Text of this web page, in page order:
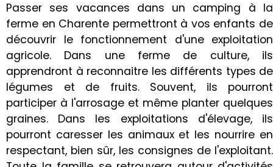
Passer ses vacances dans un camping à la
ferme en Charente permettront à vos enfants de
découvrir le fonctionnement d'une exploitation
agricole. Dans une ferme de culture, ils
apprendront à reconnaitre les différents types de
légumes et de fruits. Souvent, ils pourront
participer à l'arrosage et même planter quelques
graines. Dans les exploitations d'élevage, ils
pourront caresser les animaux et les nourrire en
respectant, bien sûr, les consignes de l'exploitant.